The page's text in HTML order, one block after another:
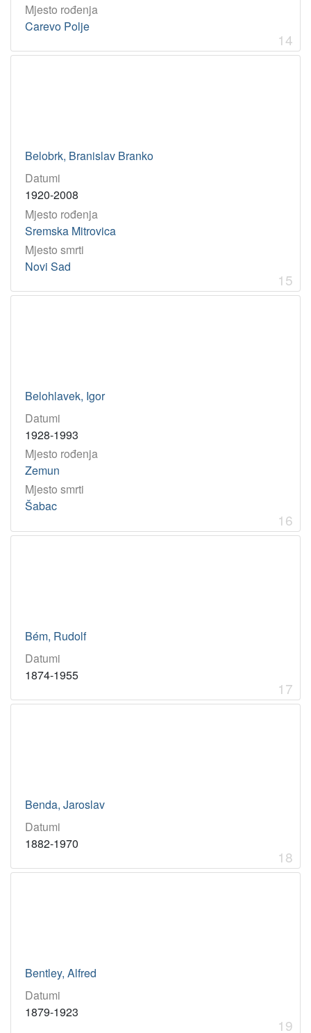
Mjesto rođenja
Carevo Polje
14
Belobrk, Branislav Branko
Datumi
1920-2008
Mjesto rođenja
Sremska Mitrovica
Mjesto smrti
Novi Sad
15
Belohlavek, Igor
Datumi
1928-1993
Mjesto rođenja
Zemun
Mjesto smrti
Šabac
16
Bém, Rudolf
Datumi
1874-1955
17
Benda, Jaroslav
Datumi
1882-1970
18
Bentley, Alfred
Datumi
1879-1923
19